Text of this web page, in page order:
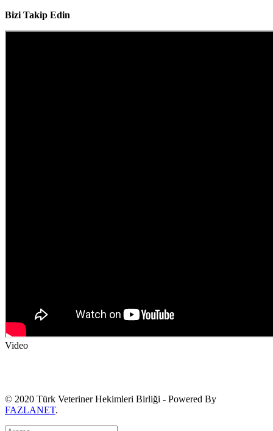
Bizi Takip Edin
Video
© 2020 Türk Veteriner Hekimleri Birliği - Powered By
FAZLANET.